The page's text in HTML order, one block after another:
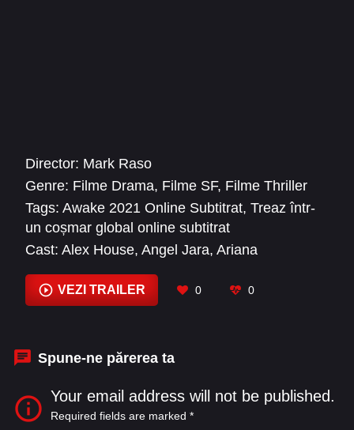
Director: Mark Raso
Genre: Filme Drama, Filme SF, Filme Thriller
Tags: Awake 2021 Online Subtitrat, Treaz într-
un coșmar global online subtitrat
Cast: Alex House, Angel Jara, Ariana
Robinson, Chai Valladares , Dan Beirne
Morales, Elias Edraki
VEZI TRAILER 0 0
Spune-ne părerea ta
Your email address will not be published.
Required fields are marked *